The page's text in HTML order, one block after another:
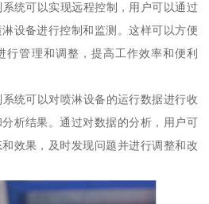
统可以实现远程控制，用户可以通过
设备进行控制和监测。这样可以方便
行管理和调整，提高工作效率和便利
统可以对喷淋设备的运行数据进行收
析结果。通过对数据的分析，用户可
效果，及时发现问题并进行调整和改